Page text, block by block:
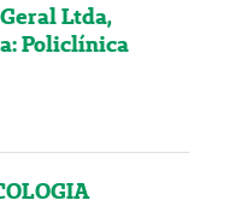
Ltda,
Policlínica